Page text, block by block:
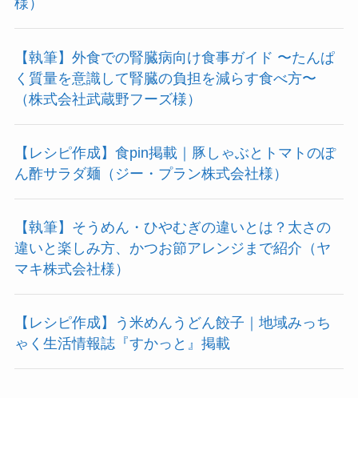
様）
【執筆】外食での腎臓病向け食事ガイド 〜たんぱ
く質量を意識して腎臓の負担を減らす食べ方〜
（株式会社武蔵野フーズ様）
【レシピ作成】食pin掲載｜豚しゃぶとトマトのぽ
ん酢サラダ麺（ジー・プラン株式会社様）
【執筆】そうめん・ひやむぎの違いとは？太さの
違いと楽しみ方、かつお節アレンジまで紹介（ヤ
マキ株式会社様）
【レシピ作成】う米めんうどん餃子｜地域みっち
ゃく生活情報誌『すかっと』掲載